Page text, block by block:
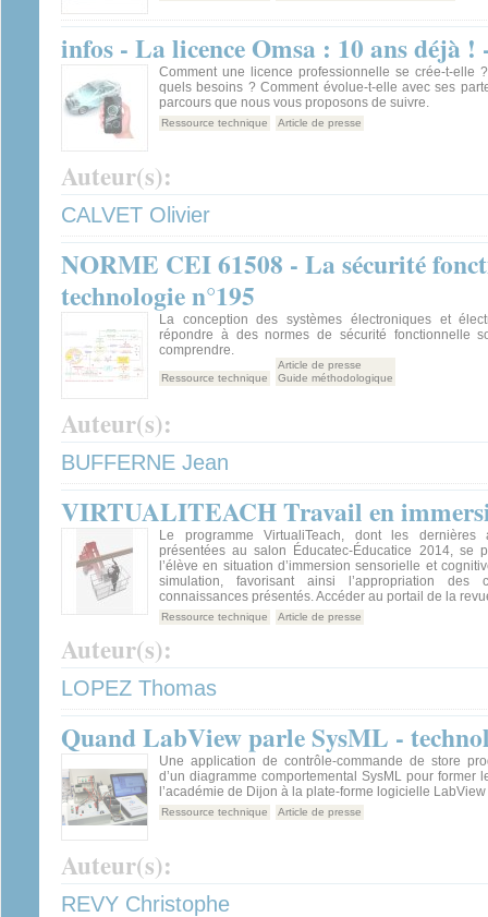
infos - La licence Omsa : 10 ans déjà !
Comment une licence professionnelle se crée-t-elle
quels besoins ? Comment évolue-t-elle avec ses
parcours que nous vous proposons de suivre.
Ressource technique Article de presse
Auteur(s):
CALVET Olivier
NORME CEI 61508 - La sécurité
technologie n°195
La conception des systèmes électroniques et
répondre à des normes de sécurité fonctionnelle
comprendre.
Ressource technique
Article de presse
Guide méthodologique
Auteur(s):
BUFFERNE Jean
VIRTUALITEACH Travail en
Le programme VirtualiTeach, dont les dernières
présentées au salon Éducatec-Éducatice 2014, se
l’élève en situation d’immersion sensorielle et
simulation, favorisant ainsi l’appropriation des
connaissances présentés. Accéder au portail de la
Ressource technique Article de presse
Auteur(s):
LOPEZ Thomas
Quand LabView parle SysML -
Une application de contrôle-commande de store
d’un diagramme comportemental SysML pour former
l’académie de Dijon à la plate-forme logicielle LabView
Ressource technique Article de presse
Auteur(s):
REVY Christophe